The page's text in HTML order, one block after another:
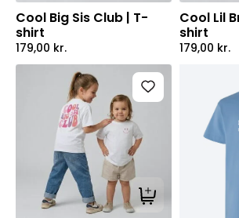
Cool Big Sis Club | T-
shirt
179,00 kr.
Cool Lil
shirt
179,00 kr.
Tilføj til kurv